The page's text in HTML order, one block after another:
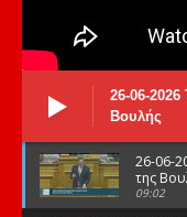
26-06-
Βουλής
26-06-
της
09:02